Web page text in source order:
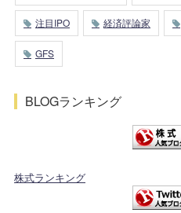
注目IPO 経済評論家
GFS
BLOGランキング
株式ランキング